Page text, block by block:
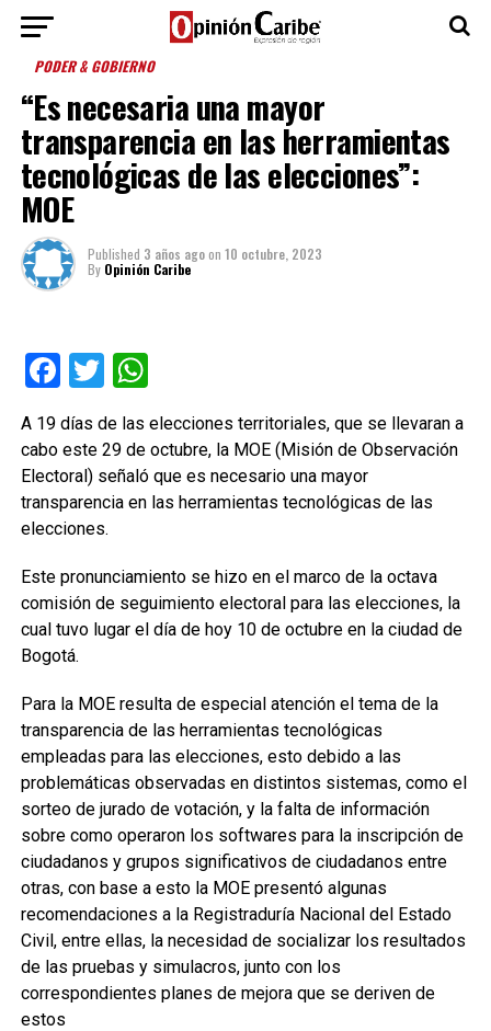
PODER & GOBIERNO
“Es necesaria una mayor
transparencia en las herramientas
tecnológicas de las elecciones”:
MOE
Published 3 años agoon 10 octubre, 2023
By Opinión Caribe
Facebook
TwitterWhatsApp
A 19 días de las elecciones territoriales, que se llevaran a
cabo este 29 de octubre, la MOE (Misión de Observación
Electoral) señaló que es necesario una mayor
transparencia en las herramientas tecnológicas de las
elecciones.
Este pronunciamiento se hizo en el marco de la octava
comisión de seguimiento electoral para las elecciones, la
cual tuvo lugar el día de hoy 10 de octubre en la ciudad de
Bogotá.
Para la MOE resulta de especial atención el tema de la
transparencia de las herramientas tecnológicas
empleadas para las elecciones, esto debido a las
problemáticas observadas en distintos sistemas, como el
sorteo de jurado de votación, y la falta de información
sobre como operaron los softwares para la inscripción de
ciudadanos y grupos significativos de ciudadanos entre
otras, con base a esto la MOE presentó algunas
recomendaciones a la Registraduría Nacional del Estado
Civil, entre ellas, la necesidad de socializar los resultados
de las pruebas y simulacros, junto con los
correspondientes planes de mejora que se deriven de
estos